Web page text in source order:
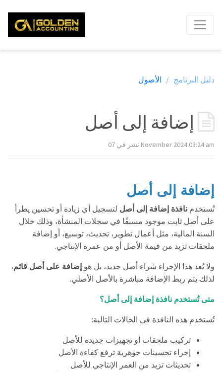
دليل البرنامج / الأصول
نشر في 07 November 2024 03:24 am
إضافة إلى أصل
تُستخدم نافذة إضافة إلى أصل لتسجيل أي زيادة أو تحسين يطرأ
على أصل ثابت موجود مسبقًا في سجلات المنشأة، وذلك خلال
السنة المالية، مثل أعمال تطوير، تحديث، توسيع، أو إضافة
ملحقات تزيد من قيمة الأصل أو من عمره الإنتاجي.
ولا يُعد هذا الإجراء شراء أصل جديد، بل هو إضافة على أصل قائم،
لذلك يتم ربط الإضافة مباشرة بالأصل الأصلي.
متى تُستخدم نافذة إضافة إلى أصل؟
تُستخدم هذه النافذة في الحالات التالية:
تركيب ملحقات أو تجهيزات جديدة للأصل
إجراء تحسينات جوهرية ترفع كفاءة الأصل
تحديثات تزيد من العمر الإنتاجي للأصل